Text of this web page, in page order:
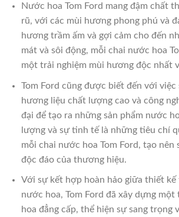
Nước hoa Tom Ford mang đậm chất
rũ, với các mùi hương phong phú và
hương trầm ấm và gợi cảm cho đến
mát và sôi động, mỗi chai nước hoa
một trải nghiệm mùi hương độc nhất
Tom Ford cũng được biết đến với việc
hương liệu chất lượng cao và công
đại để tạo ra những sản phẩm nước
lượng và sự tinh tế là những tiêu chí
mỗi chai nước hoa Tom Ford, tạo nên
độc đáo của thương hiệu.
Với sự kết hợp hoàn hảo giữa thiết kế
nước hoa, Tom Ford đã xây dựng
hoa đẳng cấp, thể hiện sự sang trọng